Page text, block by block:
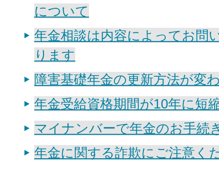
について
年金相談は内容によってお問
ります
障害基礎年金の更新方法が変
年金受給資格期間が10年に短
マイナンバーで年金のお手続
年金に関する詐欺にご注意く